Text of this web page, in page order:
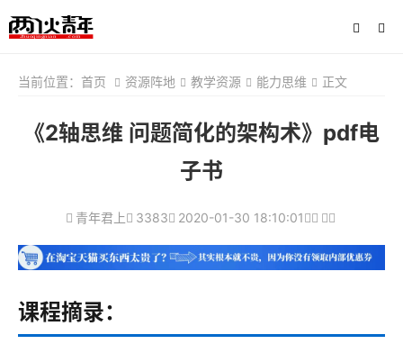
当前位置： 首页 资源阵地 教学资源 能力思维 正文
《2轴思维 问题简化的架构术》pdf电
子书
青年君上 3383 2020-01-30 18:10:01
课程摘录：